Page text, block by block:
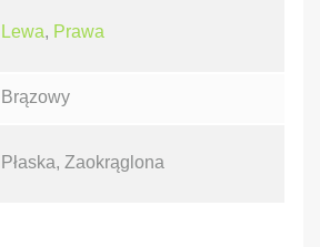
Lewa, Prawa
Brązowy
Płaska, Zaokrąglona